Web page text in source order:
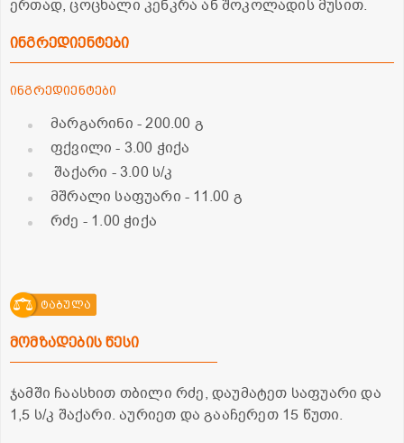
ერთად, ცოცხალი კენკრა ან შოკოლადის მუსით.
ინგრედიენტები
ინგრედიენტები
მარგარინი - 200.00 გ
ფქვილი- 3.00 ჭიქა
შაქარი - 3.00 ს/კ
მშრალი საფუარი - 11.00 გ
რძე - 1.00 ჭიქა
ტაბულა
მომზადების წესი
ჯამში ჩაასხით თბილი რძე, დაუმატეთ საფუარი და
1,5 ს/კ შაქარი. აურიეთ და გააჩერეთ 15 წუთი.